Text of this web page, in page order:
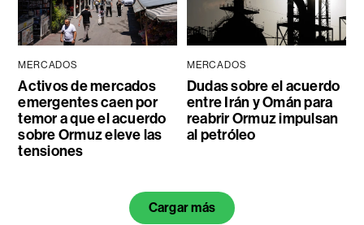
MERCADOS
Activos de mercados
emergentes caen por
temor a que el acuerdo
sobre Ormuz eleve las
tensiones
MERCADOS
Dudas sobre el acuerdo
entre Irán y Omán para
reabrir Ormuz impulsan
al petróleo
Cargar más